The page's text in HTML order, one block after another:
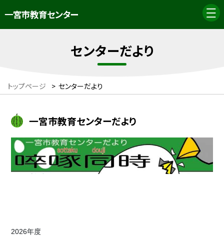
一宮市教育センター
センターだより
トップページ > センターだより
一宮市教育センターだより
2026年度